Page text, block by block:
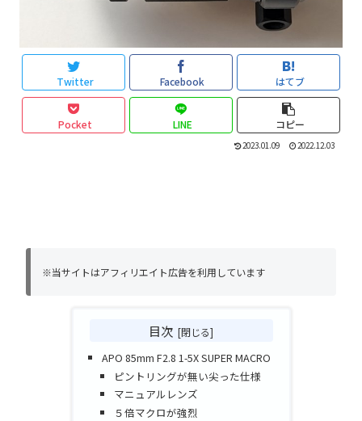
Twitter Facebook はてブ
Pocket LINE コピー
2023.01.09 2022.12.03
※当サイトはアフィリエイト広告を利用しています
目次
APO 85mm F2.8 1-5X SUPER MACRO
ピントリングが無い尖った仕様
マニュアルレンズ
５倍マクロが強烈